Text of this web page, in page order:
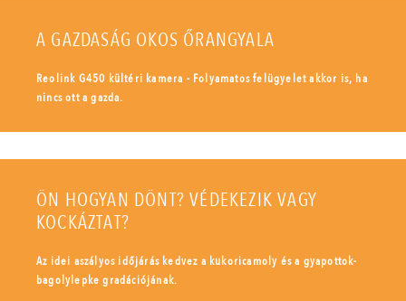
A GAZDASÁG OKOS ŐRANGYALA
Reolink G450 kültéri kamera - Folyamatos felügyelet akkor is, ha
nincs ott a gazda.
ÖN HOGYAN DÖNT? VÉDEKEZIK VAGY
KOCKÁZTAT?
Az idei aszályos időjárás kedvez a kukoricamoly és a gyapottok-
bagolylepke gradációjának.